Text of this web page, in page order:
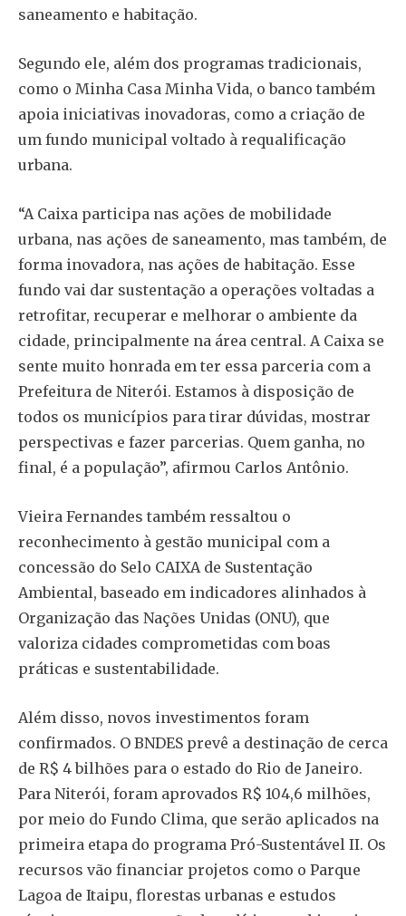
saneamento e habitação.
Segundo ele, além dos programas tradicionais,
como o Minha Casa Minha Vida, o banco também
apoia iniciativas inovadoras, como a criação de
um fundo municipal voltado à requalificação
urbana.
“A Caixa participa nas ações de mobilidade
urbana, nas ações de saneamento, mas também, de
forma inovadora, nas ações de habitação. Esse
fundo vai dar sustentação a operações voltadas a
retrofitar, recuperar e melhorar o ambiente da
cidade, principalmente na área central. A Caixa se
sente muito honrada em ter essa parceria com a
Prefeitura de Niterói. Estamos à disposição de
todos os municípios para tirar dúvidas, mostrar
perspectivas e fazer parcerias. Quem ganha, no
final, é a população”, afirmou Carlos Antônio.
Vieira Fernandes também ressaltou o
reconhecimento à gestão municipal com a
concessão do Selo CAIXA de Sustentação
Ambiental, baseado em indicadores alinhados à
Organização das Nações Unidas (ONU), que
valoriza cidades comprometidas com boas
práticas e sustentabilidade.
Além disso, novos investimentos foram
confirmados. O BNDES prevê a destinação de cerca
de R$ 4 bilhões para o estado do Rio de Janeiro.
Para Niterói, foram aprovados R$ 104,6 milhões,
por meio do Fundo Clima, que serão aplicados na
primeira etapa do programa Pró-Sustentável II. Os
recursos vão financiar projetos como o Parque
Lagoa de Itaipu, florestas urbanas e estudos